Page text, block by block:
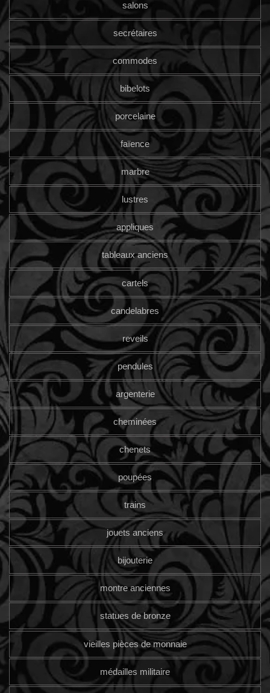
salons
secrétaires
commodes
bibelots
porcelaine
faïence
marbre
lustres
appliques
tableaux anciens
cartels
candelabres
reveils
pendules
argenterie
cheminées
chenets
poupées
trains
jouets anciens
bijouterie
montre anciennes
statues de bronze
vieilles pièces de monnaie
médailles militaire